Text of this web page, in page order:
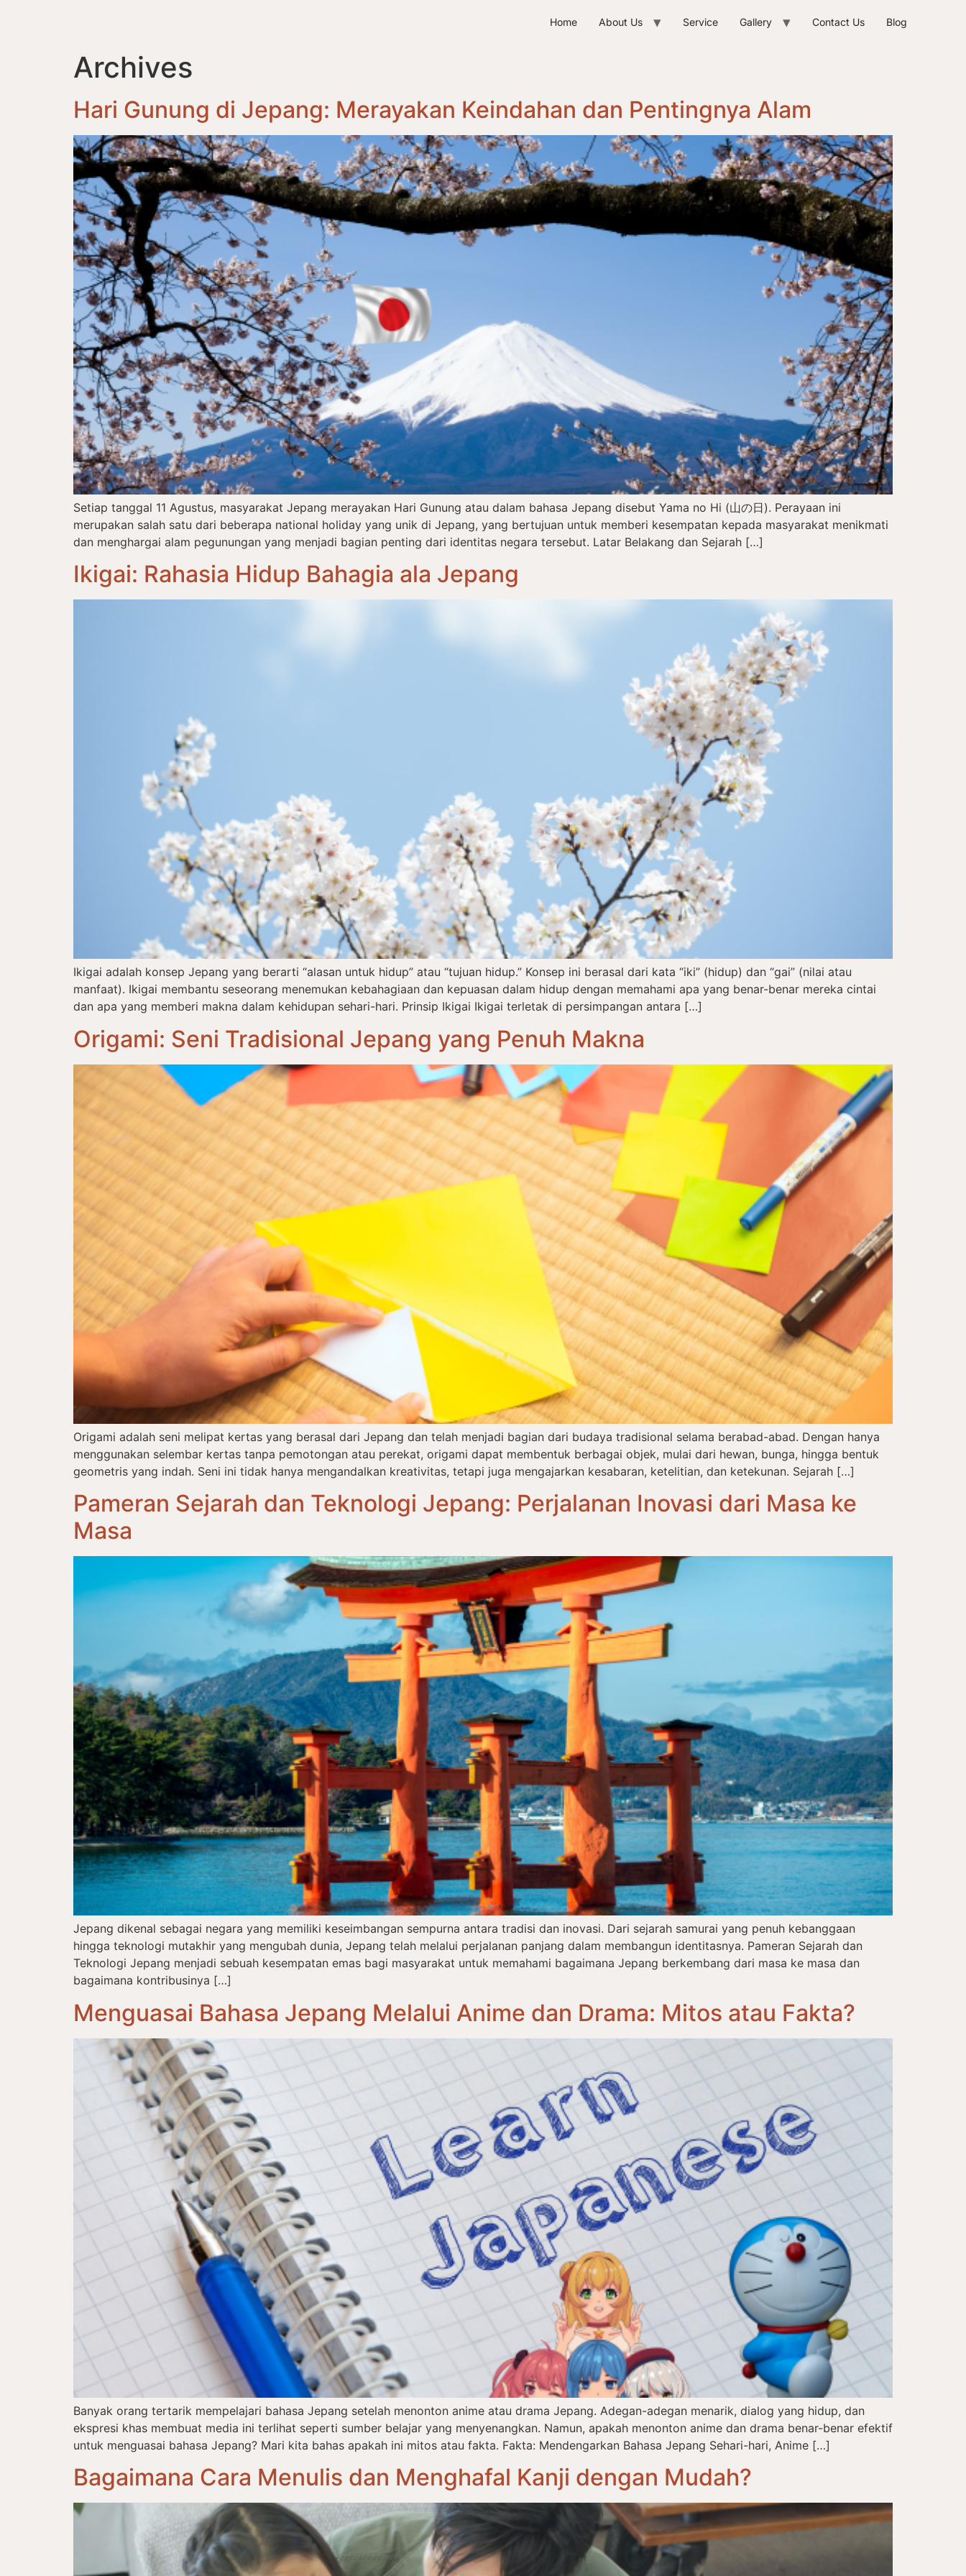
Home About Us Service Gallery Contact Us Blog
Archives
Hari Gunung di Jepang: Merayakan Keindahan dan Pentingnya Alam
Setiap tanggal 11 Agustus, masyarakat Jepang merayakan Hari Gunung atau dalam bahasa Jepang disebut Yama no Hi (山の日). Perayaan ini
merupakan salah satu dari beberapa national holiday yang unik di Jepang, yang bertujuan untuk memberi kesempatan kepada masyarakat menikmati
dan menghargai alam pegunungan yang menjadi bagian penting dari identitas negara tersebut. Latar Belakang dan Sejarah […]
Ikigai: Rahasia Hidup Bahagia ala Jepang
Ikigai adalah konsep Jepang yang berarti “alasan untuk hidup” atau “tujuan hidup.” Konsep ini berasal dari kata “iki” (hidup) dan “gai” (nilai atau
manfaat). Ikigai membantu seseorang menemukan kebahagiaan dan kepuasan dalam hidup dengan memahami apa yang benar-benar mereka cintai
dan apa yang memberi makna dalam kehidupan sehari-hari. Prinsip Ikigai Ikigai terletak di persimpangan antara […]
Origami: Seni Tradisional Jepang yang Penuh Makna
Origami adalah seni melipat kertas yang berasal dari Jepang dan telah menjadi bagian dari budaya tradisional selama berabad-abad. Dengan hanya
menggunakan selembar kertas tanpa pemotongan atau perekat, origami dapat membentuk berbagai objek, mulai dari hewan, bunga, hingga bentuk
geometris yang indah. Seni ini tidak hanya mengandalkan kreativitas, tetapi juga mengajarkan kesabaran, ketelitian, dan ketekunan. Sejarah […]
Pameran Sejarah dan Teknologi Jepang: Perjalanan Inovasi dari Masa ke
Masa
Jepang dikenal sebagai negara yang memiliki keseimbangan sempurna antara tradisi dan inovasi. Dari sejarah samurai yang penuh kebanggaan
hingga teknologi mutakhir yang mengubah dunia, Jepang telah melalui perjalanan panjang dalam membangun identitasnya. Pameran Sejarah dan
Teknologi Jepang menjadi sebuah kesempatan emas bagi masyarakat untuk memahami bagaimana Jepang berkembang dari masa ke masa dan
bagaimana kontribusinya […]
Menguasai Bahasa Jepang Melalui Anime dan Drama: Mitos atau Fakta?
Banyak orang tertarik mempelajari bahasa Jepang setelah menonton anime atau drama Jepang. Adegan-adegan menarik, dialog yang hidup, dan
ekspresi khas membuat media ini terlihat seperti sumber belajar yang menyenangkan. Namun, apakah menonton anime dan drama benar-benar efektif
untuk menguasai bahasa Jepang? Mari kita bahas apakah ini mitos atau fakta. Fakta: Mendengarkan Bahasa Jepang Sehari-hari, Anime […]
Bagaimana Cara Menulis dan Menghafal Kanji dengan Mudah?